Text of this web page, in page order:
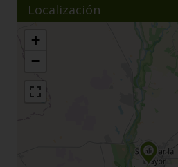
Localización
+
−